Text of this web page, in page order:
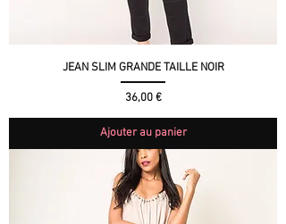
JEAN SLIM GRANDE TAILLE NOIR
Prix
36,00 €
Ajouter au panier